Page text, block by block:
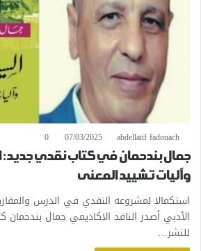
abdellatif fadouach
07/03/2025
0
جمال بندحمان في كتاب نقدي جديد:
وآليات تشييد المعنى
استكمالا لمشروعه النقدي في الدرس
الأدبي أصدر الناقد الاكاديمي جمال بندحمان
للنشر…